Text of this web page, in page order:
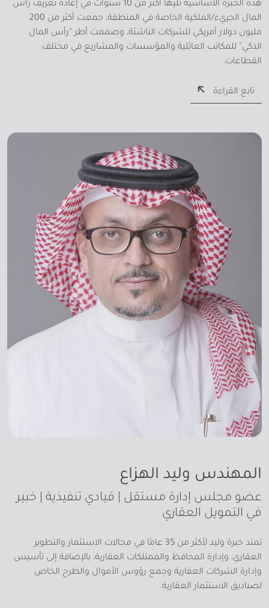
هذه الخبرة الأساسية تليها أكثر من 10 سنوات في إعادة تعريف رأس
المال الجريء/الملكية الخاصة في المنطقة، جمعت أكثر من 200
مليون دولار أمريكي للشركات الناشئة، وصممت أطر “رأس المال
الذكي” للمكاتب العائلية والمؤسسات والمشاريع في مختلف
القطاعات.
تابع القراءة
المهندس وليد الهزاع
عضو مجلس إدارة مستقل | قيادي تنفيذية | خبير
في التمويل العقاري
تمتد خبرة وليد لأكثر من 35 عامًا في مجالات الاستثمار والتطوير
العقاري، وإدارة المحافظ والممتلكات العقارية، بالإضافة إلى تأسيس
وإدارة الشركات العقارية وجمع رؤوس الأموال والطرح الخاص
لصناديق الاستثمار العقارية.